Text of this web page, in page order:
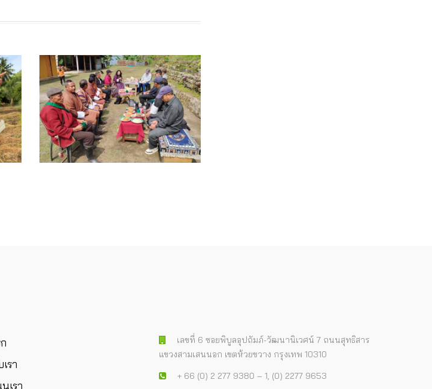
รา
เรา
เลขที่ 6 ซอยพิบูลอุปถัมภ์-วัฒนานิเวศน์ 7 ถนนสุทธิสาร
แขวงสามเสนนอก เขตห้วยขวาง กรุงเทพ 10310
+ 66 (0) 2 277 9380 – 1, (0) 2277 9653